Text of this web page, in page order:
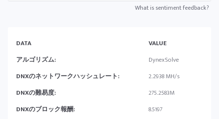
What is sentiment feedback?
DATA
VALUE
アルゴリズム:
DynexSolve
DNXのネットワークハッシュレート:
2.2938 MH/s
DNXの難易度:
275.2583M
DNXのブロック報酬:
8.5197